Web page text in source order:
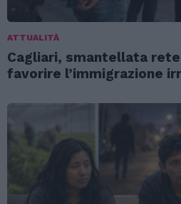
ATTUALITÀ
Cagliari, smantellata
favorire l’immigrazione